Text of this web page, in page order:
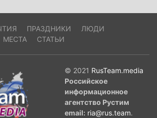
ПРАЗДНИКИ
ЛЮДИ
МЕСТА СТАТЬИ
© 2021 RusTeam.media
Российское
информационное
агентство Рустим
email: ria@rus.team.